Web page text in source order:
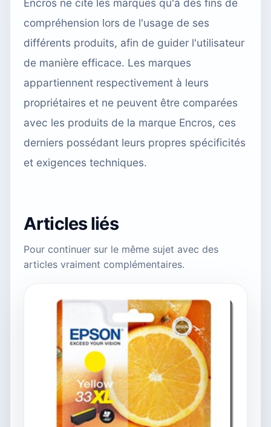
Encros ne cite les marques qu'à des fins de
compréhension lors de l'usage de ses
différents produits, afin de guider l'utilisateur
de manière efficace. Les marques
appartiennent respectivement à leurs
propriétaires et ne peuvent être comparées
avec les produits de la marque Encros, ces
derniers possédant leurs propres spécificités
et exigences techniques.
Articles liés
Pour continuer sur le même sujet avec des
articles vraiment complémentaires.